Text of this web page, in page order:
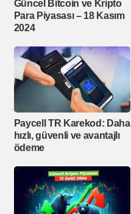
Güncel Bitcoin ve Kripto
Para Piyasası – 18 Kasım
2024
Paycell TR Karekod: Daha
hızlı, güvenli ve avantajlı
ödeme